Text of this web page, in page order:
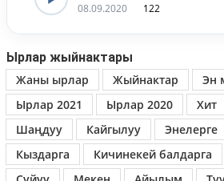
08.09.2020 122
Ырлар жыйнактары
Жаны ырлар
Жыйнактар
Эн
Ырлар 2021
Ырлар 2020 Хит
Шаңдуу
Кайгылуу Энелерге
Кыздарга
Кичинекей балдарга